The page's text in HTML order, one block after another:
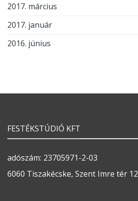
2017. március
2017. január
2016. június
FESTÉKSTÚDIÓ KFT
adószám: 23705971-2-03
6060 Tiszakécske, Szent Imre tér 12